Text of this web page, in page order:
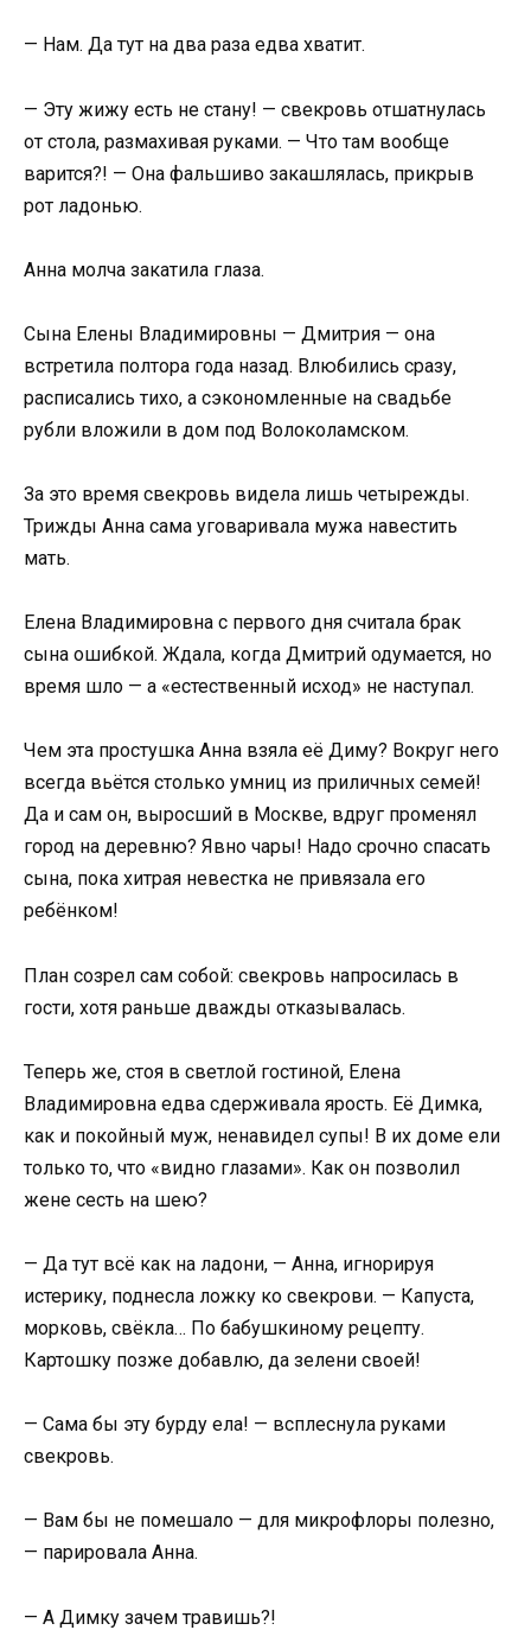
— Нам. Да тут на два раза едва хватит.
— Эту жижу есть не стану! — свекровь отшатнулась
от стола, размахивая руками. — Что там вообще
варится?! — Она фальшиво закашлялась, прикрыв
рот ладонью.
Анна молча закатила глаза.
Сына Елены Владимировны — Дмитрия — она
встретила полтора года назад. Влюбились сразу,
расписались тихо, а сэкономленные на свадьбе
рубли вложили в дом под Волоколамском.
За это время свекровь видела лишь четырежды.
Трижды Анна сама уговаривала мужа навестить
мать.
Елена Владимировна с первого дня считала брак
сына ошибкой. Ждала, когда Дмитрий одумается, но
время шло — а «естественный исход» не наступал.
Чем эта простушка Анна взяла её Диму? Вокруг него
всегда вьётся столько умниц из приличных семей!
Да и сам он, выросший в Москве, вдруг променял
город на деревню? Явно чары! Надо срочно спасать
сына, пока хитрая невестка не привязала его
ребёнком!
План созрел сам собой: свекровь напросилась в
гости, хотя раньше дважды отказывалась.
Теперь же, стоя в светлой гостиной, Елена
Владимировна едва сдерживала ярость. Её Димка,
как и покойный муж, ненавидел супы! В их доме ели
только то, что «видно глазами». Как он позволил
жене сесть на шею?
— Да тут всё как на ладони, — Анна, игнорируя
истерику, поднесла ложку ко свекрови. — Капуста,
морковь, свёкла… По бабушкиному рецепту.
Картошку позже добавлю, да зелени своей!
— Сама бы эту бурду ела! — всплеснула руками
свекровь.
— Вам бы не помешало — для микрофлоры полезно,
— парировала Анна.
— А Димку зачем травишь?!